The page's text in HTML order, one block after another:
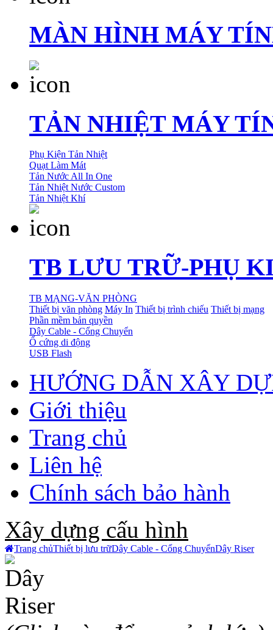
MÀN HÌNH MÁY
TẢN NHIỆT MÁY
Phụ Kiện Tản Nhiệt
Quạt Làm Mát
Tản Nước All In One
Tản Nhiệt Nước Custom
Tản Nhiệt Khí
TB LƯU TRỮ-PHỤ
TB MẠNG-VĂN PHÒNG
Thiết bị văn phòng Máy In Thiết bị trình chiếu Thiết bị mạng
Phần mềm bản quyền
Dây Cable - Cổng Chuyển
Ổ cứng di động
USB Flash
HƯỚNG DẪN XÂY
Giới thiệu
Trang chủ
Liên hệ
Chính sách bảo hành
Xây dựng cấu hình
Trang chủThiết bị lưu trữDây Cable - Cổng ChuyểnDây Riser